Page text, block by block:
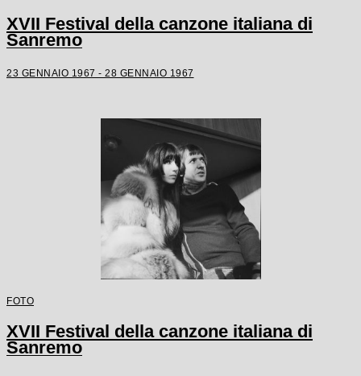
XVII Festival della canzone italiana di
Sanremo
23 GENNAIO 1967 - 28 GENNAIO 1967
FOTO
XVII Festival della canzone italiana di
Sanremo